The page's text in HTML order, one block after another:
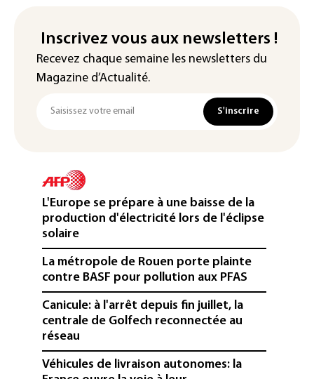
Inscrivez vous aux newsletters !
Recevez chaque semaine les newsletters du
Magazine d’Actualité.
S'inscrire
L'Europe se prépare à une baisse de la
production d'électricité lors de l'éclipse
solaire
La métropole de Rouen porte plainte
contre BASF pour pollution aux PFAS
Canicule: à l'arrêt depuis fin juillet, la
centrale de Golfech reconnectée au
réseau
Véhicules de livraison autonomes: la